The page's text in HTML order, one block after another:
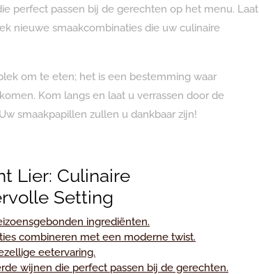
perfect passen bij de gerechten op het menu. Laat
nieuwe smaakcombinaties die uw culinaire
om te eten; het is een bestemming waar
Kom langs en laat u verrassen door de
smaakpapillen zullen u dankbaar zijn!
Lier: Culinaire
Setting
ingrediënten.
combineren met een moderne twist.
eetervaring.
wijnen die perfect passen bij de gerechten.